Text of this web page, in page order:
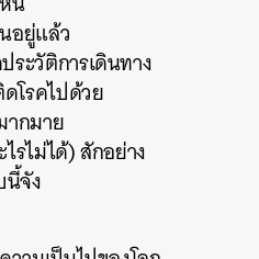
อยู่แล้ว
ะวัติการเดินทาง
โรคไปด้วย
ากมาย
รไม่ได้) สักอย่าง
นี้จัง